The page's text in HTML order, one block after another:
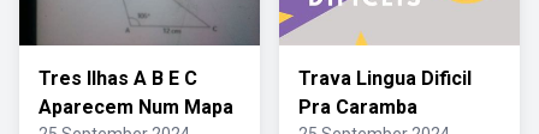
Tres Ilhas A B E C
Aparecem Num Mapa
Trava Lingua Dificil
Pra Caramba